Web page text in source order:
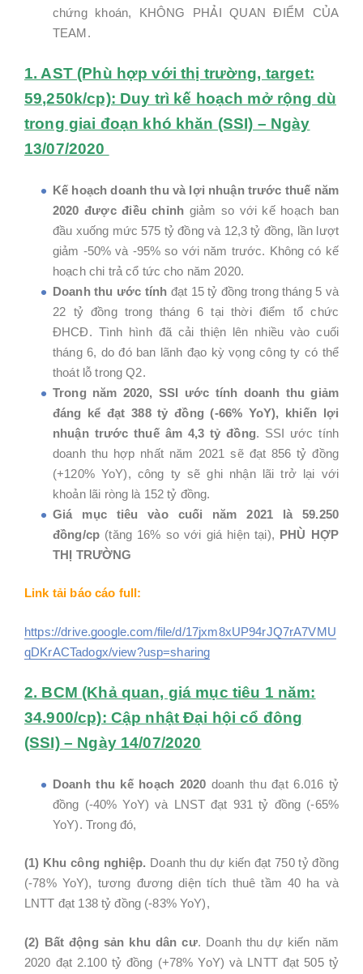
chứng khoán, KHÔNG PHẢI QUAN ĐIỂM CỦA
TEAM.
1. AST (Phù hợp với thị trường, target:
59,250k/cp): Duy trì kế hoạch mở rộng dù
trong giai đoạn khó khăn (SSI) – Ngày
13/07/2020
Kế hoạch doanh thu và lợi nhuận trước thuế năm
2020 được điều chỉnh giảm so với kế hoạch ban
đầu xuống mức 575 tỷ đồng và 12,3 tỷ đồng, lần lượt
giảm -50% và -95% so với năm trước. Không có kế
hoạch chi trả cổ tức cho năm 2020.
Doanh thu ước tính đạt 15 tỷ đồng trong tháng 5 và
22 tỷ đồng trong tháng 6 tại thời điểm tổ chức
ĐHCĐ. Tình hình đã cải thiện lên nhiều vào cuối
tháng 6, do đó ban lãnh đạo kỳ vọng công ty có thể
thoát lỗ trong Q2.
Trong năm 2020, SSI ước tính doanh thu giảm
đáng kể đạt 388 tỷ đồng (-66% YoY), khiến lợi
nhuận trước thuế âm 4,3 tỷ đồng. SSI ước tính
doanh thu hợp nhất năm 2021 sẽ đạt 856 tỷ đồng
(+120% YoY), công ty sẽ ghi nhận lãi trở lại với
khoản lãi ròng là 152 tỷ đồng.
Giá mục tiêu vào cuối năm 2021 là 59.250
đồng/cp (tăng 16% so với giá hiện tại), PHÙ HỢP
THỊ TRƯỜNG
Link tải báo cáo full:
https://drive.google.com/file/d/17jxm8xUP94rJQ7rA7VMU
qDKrACTadogx/view?usp=sharing
2. BCM (Khả quan, giá mục tiêu 1 năm:
34.900/cp): Cập nhật Đại hội cổ đông
(SSI) – Ngày 14/07/2020
Doanh thu kế hoạch 2020 doanh thu đạt 6.016 tỷ
đồng (-40% YoY) và LNST đạt 931 tỷ đồng (-65%
YoY). Trong đó,
(1) Khu công nghiệp. Doanh thu dự kiến đạt 750 tỷ đồng
(-78% YoY), tương đương diện tích thuê tầm 40 ha và
LNTT đạt 138 tỷ đồng (-83% YoY),
(2) Bất động sản khu dân cư. Doanh thu dự kiến năm
2020 đạt 2.100 tỷ đồng (+78% YoY) và LNTT đạt 505 tỷ